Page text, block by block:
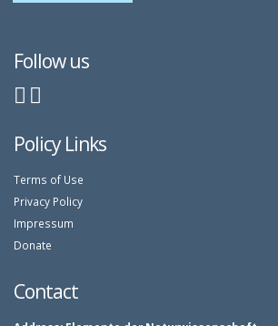
Follow us
Policy Links
Terms of Use
Privacy Policy
Impressum
Donate
Contact